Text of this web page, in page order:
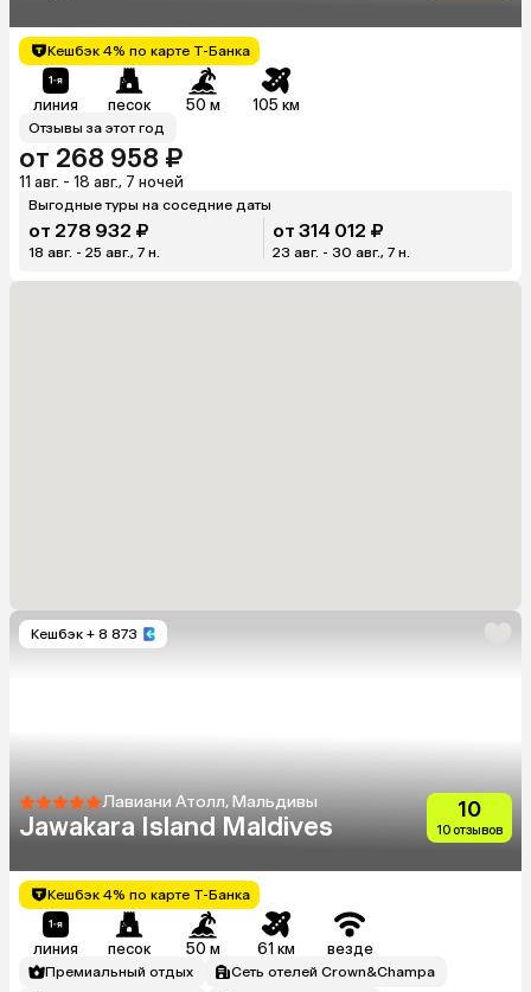
Кешбэк 4% по карте Т-Банка
линия песок 50 м 105 км
Отзывы за этот год
от 268 958 ₽
11 авг. - 18 авг., 7 ночей
Выгодные туры на соседние даты
от 278 932 ₽
18 авг. - 25 авг., 7 н.
от 314 012 ₽
23 авг. - 30 авг., 7 н.
Кешбэк + 8 873
Лавиани Атолл, Мальдивы
Jawakara Island Maldives
10
10 отзывов
Кешбэк 4% по карте Т-Банка
линия песок 50 м 61 км везде
Премиальный отдых
Сеть отелей Crown&Champa